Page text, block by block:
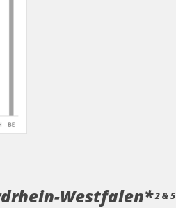
Westfalen*2 & 5